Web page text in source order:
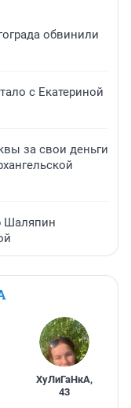
обвинили
с Екатериной
за свои деньги
Шаляпин
ХуЛиГаНкА,
43